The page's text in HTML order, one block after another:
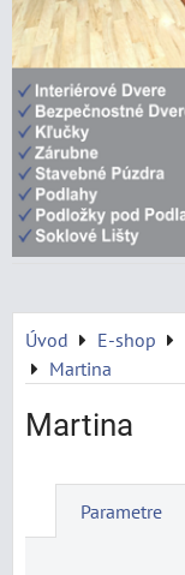
Úvod E-shop
Martina
Martina
Parametre